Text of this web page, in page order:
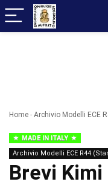
Home - Archivio Modelli ECE
MADE IN ITALY
Archivio Modelli ECE R44
Brevi